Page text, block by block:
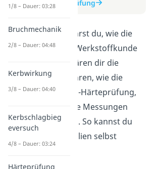
zum Beitrag: Härteprüfung
In diesem Video erfährst du, wie die
Härteprüfung in der Werkstoffkunde
funktioniert. Wir erklären dir die
verschiedenen Verfahren, wie die
Rockwell- und Vickers-Härteprüfung,
und zeigen dir, wie die Messungen
durchgeführt werden. So kannst du
die Härte von Materialien selbst
1/8 – Dauer: 03:28
Bruchmechanik
2/8 – Dauer: 04:48
Kerbwirkung
3/8 – Dauer: 04:40
Kerbschlagbieg
eversuch
4/8 – Dauer: 03:24
Härteprüfung